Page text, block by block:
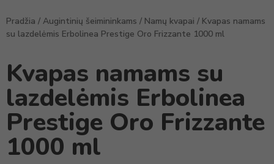
Pradžia / Augintinių šeimininkams / Namų kvapai / Kvapas namams
su lazdelėmis Erbolinea Prestige Oro Frizzante 1000 ml
Kvapas namams su
lazdelėmis Erbolinea
Prestige Oro Frizzante
1000 ml